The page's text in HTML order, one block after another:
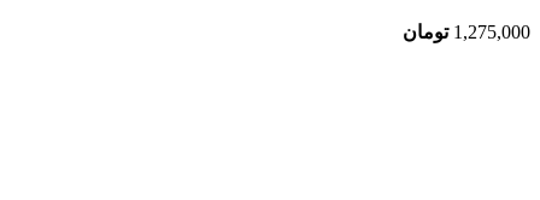
1,275,000 تومان